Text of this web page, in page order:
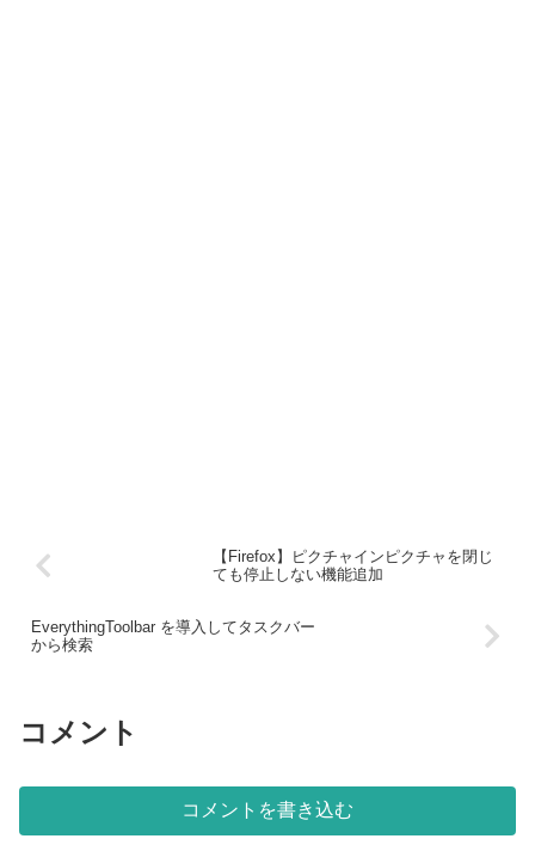
【Firefox】ピクチャインピクチャを閉じ
ても停止しない機能追加
EverythingToolbar を導入してタスクバー
から検索
コメント
コメントを書き込む